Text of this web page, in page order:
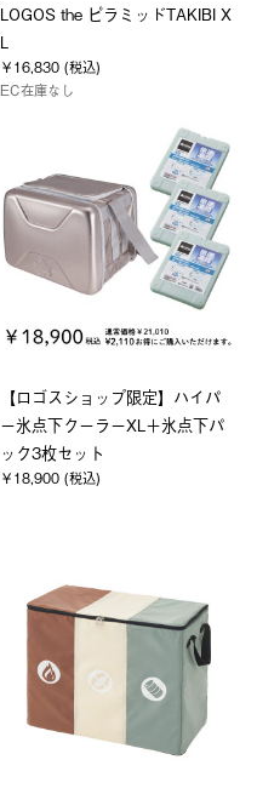
LOGOS the ピラミッドTAKIBI X
L
￥16,830 (税込)
EC在庫なし
【ロゴスショップ限定】ハイパ
ー氷点下クーラーXL＋氷点下パ
ック3枚セット
￥18,900 (税込)